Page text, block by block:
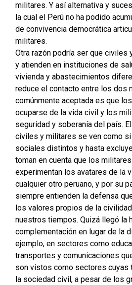
militares. Y así alternativa y
la cual el Perú no ha podido
de convivencia democrática
militares.
Otra razón podría ser que civiles
y atienden en instituciones de
vivienda y abastecimientos
reduce el contacto entre los dos
comúnmente aceptada es que
ocuparse de la vida civil y los
seguridad y soberanía del país.
civiles y militares se ven como
sociales distintos y hasta
toman en cuenta que los
experimentan los avatares de la
cualquier otro peruano, y por su
siempre entienden la defensa
los valores propios de la
nuestros tiempos. Quizá llegó la
complementación en lugar de la
ejemplo, en sectores como
transportes y comunicaciones
son vistos como sectores cuyas
la sociedad civil, a pesar de los